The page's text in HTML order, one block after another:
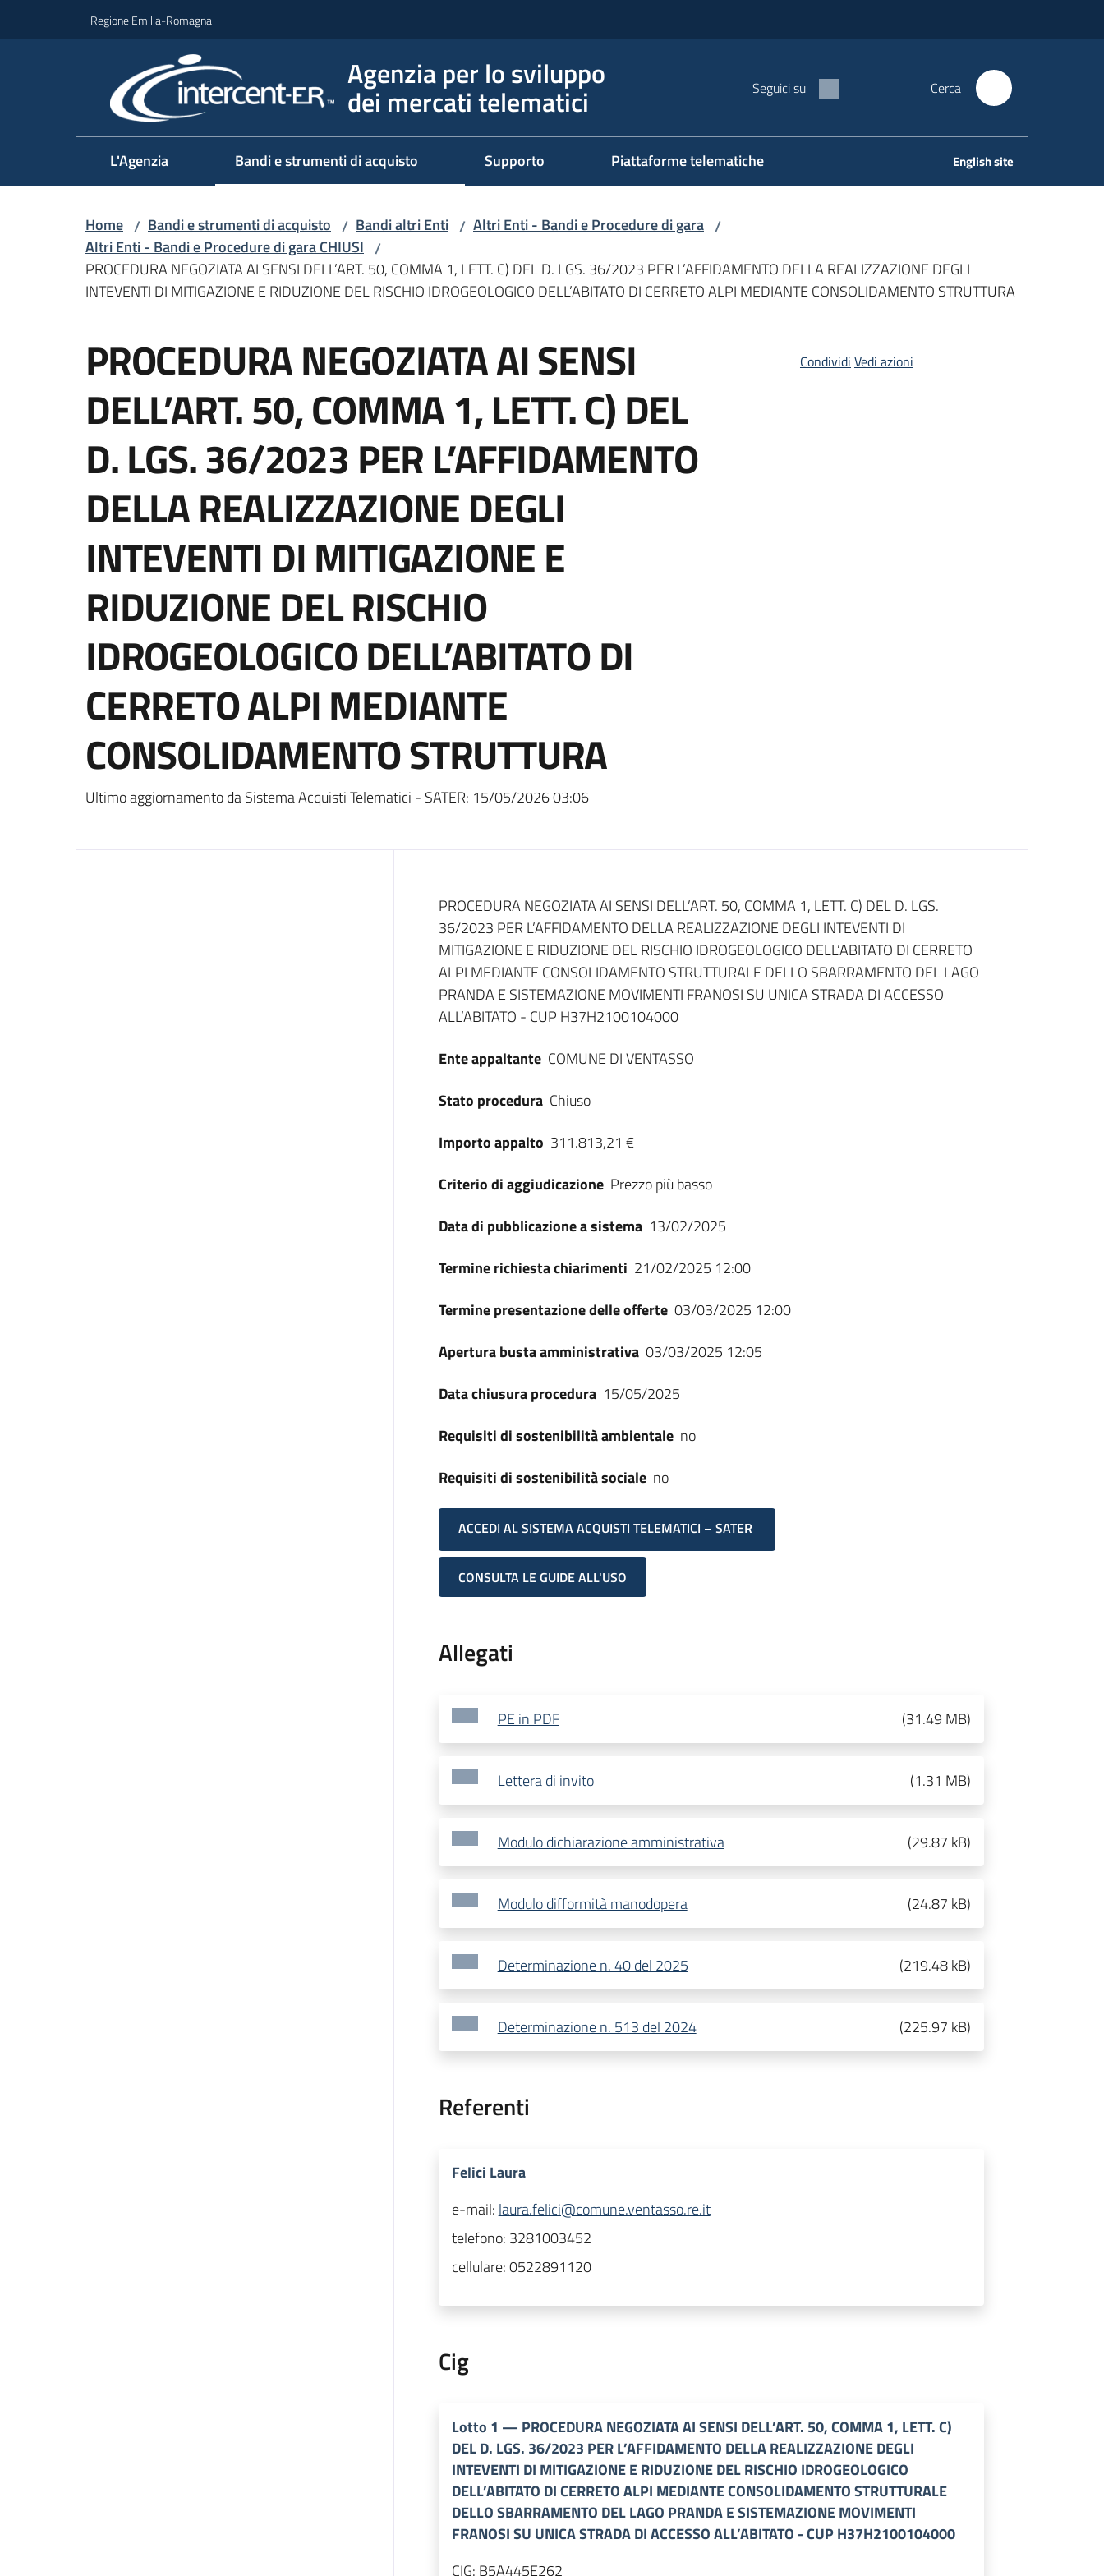
Regione Emilia-Romagna
Agenzia per lo sviluppo
dei mercati telematici Seguici su Cerca
L'Agenzia Bandi e strumenti di acquisto Supporto Piattaforme telematiche English site
Home / Bandi e strumenti di acquisto / Bandi altri Enti / Altri Enti - Bandi e Procedure di gara /
Altri Enti - Bandi e Procedure di gara CHIUSI /
PROCEDURA NEGOZIATA AI SENSI DELL’ART. 50, COMMA 1, LETT. C) DEL D. LGS. 36/2023 PER L’AFFIDAMENTO DELLA REALIZZAZIONE DEGLI
INTEVENTI DI MITIGAZIONE E RIDUZIONE DEL RISCHIO IDROGEOLOGICO DELL’ABITATO DI CERRETO ALPI MEDIANTE CONSOLIDAMENTO STRUTTURA
PROCEDURA NEGOZIATA AI SENSI
DELL’ART. 50, COMMA 1, LETT. C) DEL
D. LGS. 36/2023 PER L’AFFIDAMENTO
DELLA REALIZZAZIONE DEGLI
INTEVENTI DI MITIGAZIONE E
RIDUZIONE DEL RISCHIO
IDROGEOLOGICO DELL’ABITATO DI
CERRETO ALPI MEDIANTE
CONSOLIDAMENTO STRUTTURA
Ultimo aggiornamento da Sistema Acquisti Telematici - SATER: 15/05/2026 03:06
Condividi Vedi azioni
Dati del bando
PROCEDURA NEGOZIATA AI SENSI DELL’ART. 50, COMMA 1, LETT. C) DEL D. LGS.
36/2023 PER L’AFFIDAMENTO DELLA REALIZZAZIONE DEGLI INTEVENTI DI
MITIGAZIONE E RIDUZIONE DEL RISCHIO IDROGEOLOGICO DELL’ABITATO DI CERRETO
ALPI MEDIANTE CONSOLIDAMENTO STRUTTURALE DELLO SBARRAMENTO DEL LAGO
PRANDA E SISTEMAZIONE MOVIMENTI FRANOSI SU UNICA STRADA DI ACCESSO
ALL’ABITATO - CUP H37H2100104000
Ente appaltante COMUNE DI VENTASSO
Stato procedura Chiuso
Importo appalto 311.813,21 €
Criterio di aggiudicazione Prezzo più basso
Data di pubblicazione a sistema 13/02/2025
Termine richiesta chiarimenti 21/02/2025 12:00
Termine presentazione delle offerte 03/03/2025 12:00
Apertura busta amministrativa 03/03/2025 12:05
Data chiusura procedura 15/05/2025
Requisiti di sostenibilità ambientale no
Requisiti di sostenibilità sociale no
ACCEDI AL SISTEMA ACQUISTI TELEMATICI – SATER
CONSULTA LE GUIDE ALL'USO
Allegati
PE in PDF (31.49 MB)
Lettera di invito (1.31 MB)
Modulo dichiarazione amministrativa (29.87 kB)
Modulo difformità manodopera (24.87 kB)
Determinazione n. 40 del 2025 (219.48 kB)
Determinazione n. 513 del 2024 (225.97 kB)
Referenti
Felici Laura
e-mail: laura.felici@comune.ventasso.re.it
telefono: 3281003452
cellulare:0522891120
Cig
Lotto 1 — PROCEDURA NEGOZIATA AI SENSI DELL’ART. 50, COMMA 1, LETT. C)
DEL D. LGS. 36/2023 PER L’AFFIDAMENTO DELLA REALIZZAZIONE DEGLI
INTEVENTI DI MITIGAZIONE E RIDUZIONE DEL RISCHIO IDROGEOLOGICO
DELL’ABITATO DI CERRETO ALPI MEDIANTE CONSOLIDAMENTO STRUTTURALE
DELLO SBARRAMENTO DEL LAGO PRANDA E SISTEMAZIONE MOVIMENTI
FRANOSI SU UNICA STRADA DI ACCESSO ALL’ABITATO - CUP H37H2100104000
CIG: B5A445E262